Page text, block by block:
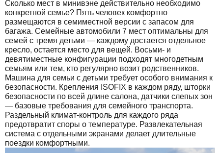
Сколько мест в минивэне действительно необходимо
конкретной семье? Пять человек комфортно
размещаются в семиместной версии с запасом для
багажа. Семейные автомобили 7 мест оптимальны для
семей с тремя детьми — каждому достается отдельное
кресло, остается место для вещей. Восьми- и
девятиместные конфигурации подходят многодетным
семьям или тем, кто регулярно возит родственников.
Машина для семьи с детьми требует особого внимания к
безопасности. Крепления ISOFIX в каждом ряду, шторки
безопасности по всей длине салона, датчики слепых зон
— базовые требования для семейного транспорта.
Раздельный климат-контроль для каждого ряда
предотвратит споры о температуре. Развлекательная
система с отдельными экранами делает длительные
поездки комфортными.